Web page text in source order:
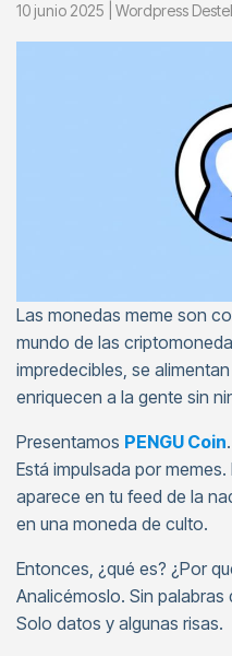
10 junio 2025 | Wordpress
Las monedas meme son
mundo de las
impredecibles, se
enriquecen a la gente sin
Presentamos PENGU Coin
Está impulsada por
aparece en tu feed de la
en una moneda de culto.
Entonces, ¿qué es? ¿Por
Analicémoslo. Sin palabras
Solo datos y algunas risas.